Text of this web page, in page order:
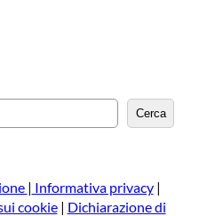
e
a
Cerca
| Informativa privacy|
cookie| Dichiarazione di